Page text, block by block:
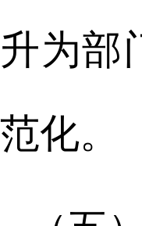
升为部
范化。